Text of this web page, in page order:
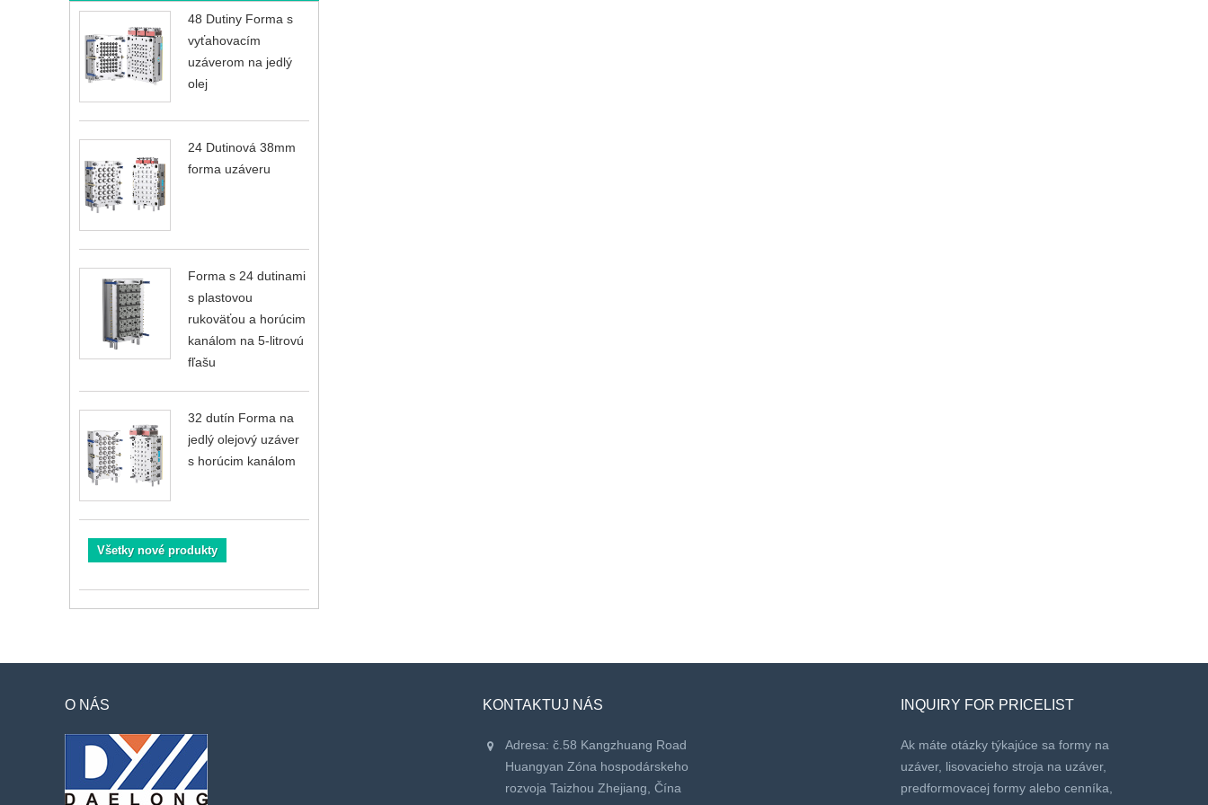
48 Dutiny Forma s
vyťahovacím
uzáverom na jedlý
olej
24 Dutinová 38mm
forma uzáveru
Forma s 24 dutinami
s plastovou
rukoväťou a horúcim
kanálom na 5-litrovú
fľašu
32 dutín Forma na
jedlý olejový uzáver
s horúcim kanálom
Všetky nové produkty
O NÁS KONTAKTUJ NÁS
Adresa: č.58 Kangzhuang Road
Huangyan Zóna hospodárskeho
rozvoja Taizhou Zhejiang, Čína
INQUIRY FOR PRICELIST
Ak máte otázky týkajúce sa formy na
uzáver, lisovacieho stroja na uzáver,
predformovacej formy alebo cenníka,